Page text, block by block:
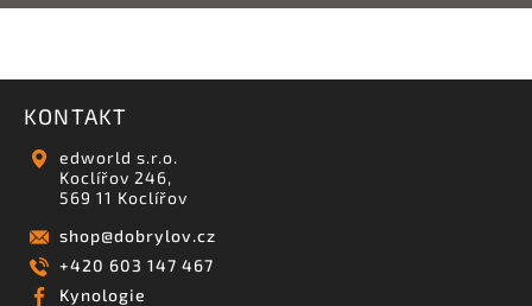
KONTAKT
edworld s.r.o.
Koclířov 246,
569 11 Koclířov
shop@dobrylov.cz
+420 603 147 467
Kynologie